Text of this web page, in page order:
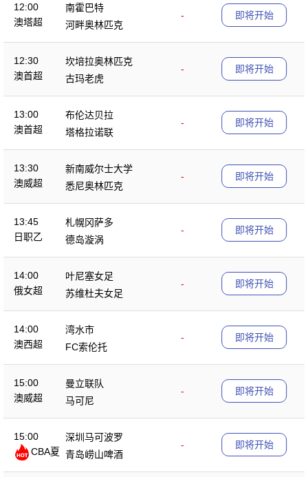
12:00
澳塔超
南霍巴特
-
河畔奥林匹克
即将开始
12:30
澳首超
坎培拉奥林匹克
-
古玛老虎
即将开始
13:00
澳首超
布伦达贝拉
-
塔格拉诺联
即将开始
13:30
澳威超
新南威尔士大学
-
悉尼奥林匹克
即将开始
13:45
日职乙
札幌冈萨多
-
德岛漩涡
即将开始
14:00
俄女超
叶尼塞女足
-
苏维杜夫女足
即将开始
14:00
澳西超
湾水市
-
FC索伦托
即将开始
15:00
澳威超
曼立联队
-
马可尼
即将开始
15:00
CBA夏
深圳马可波罗
-
青岛崂山啤酒
即将开始